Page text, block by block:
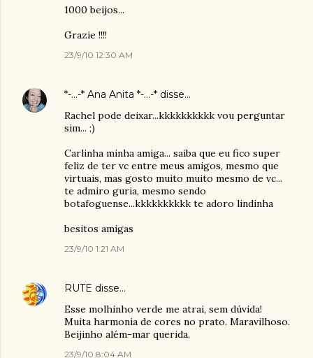
1000 beijos...
Grazie !!!!
23/9/10 12:30 AM
*-...-* Ana Anita *-...-* disse…
Rachel pode deixar...kkkkkkkkkk vou perguntar
sim... ;)
Carlinha minha amiga... saiba que eu fico super
feliz de ter vc entre meus amigos, mesmo que
virtuais, mas gosto muito muito mesmo de vc...
te admiro guria, mesmo sendo
botafoguense...kkkkkkkkkk te adoro lindinha
besitos amigas
23/9/10 1:21 AM
RUTE disse…
Esse molhinho verde me atrai, sem dúvida!
Muita harmonia de cores no prato. Maravilhoso.
Beijinho além-mar querida.
23/9/10 8:04 AM